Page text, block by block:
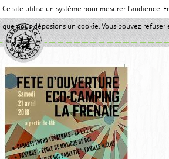
Ce site utilise un système pour mesurer l'audience.
que nous déposions un cookie. Vous pouvez